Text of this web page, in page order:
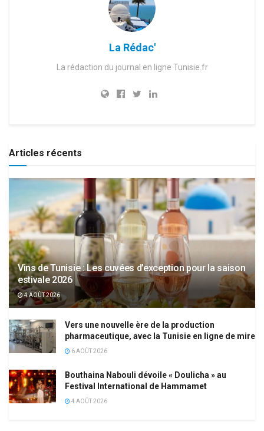
La Rédac'
La rédaction du journal en ligne Tunisie.fr
Articles récents
Vins de Tunisie : Les cuvées d’exception pour la saison
estivale 2026
4 AOÛT 2026
Vers une nouvelle ère de la production
pharmaceutique, avec la Tunisie en ligne de mire
6 AOÛT 2026
Bouthaina Nabouli dévoile « Doulicha » au
Festival International de Hammamet
4 AOÛT 2026